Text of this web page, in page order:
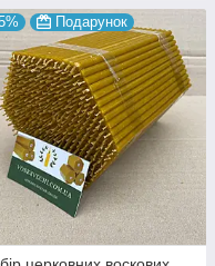
Подарунок